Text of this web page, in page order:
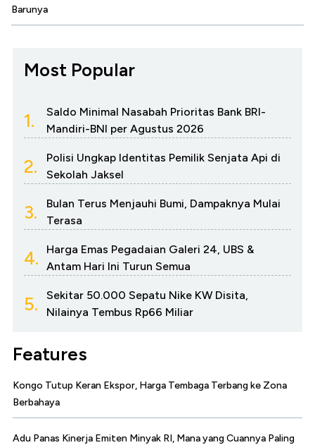
Barunya
Most Popular
1.
Saldo Minimal Nasabah Prioritas Bank BRI-
Mandiri-BNI per Agustus 2026
2.
Polisi Ungkap Identitas Pemilik Senjata Api di
Sekolah Jaksel
3.
Bulan Terus Menjauhi Bumi, Dampaknya Mulai
Terasa
4.
Harga Emas Pegadaian Galeri 24, UBS &
Antam Hari Ini Turun Semua
5.
Sekitar 50.000 Sepatu Nike KW Disita,
Nilainya Tembus Rp66 Miliar
Features
Kongo Tutup Keran Ekspor, Harga Tembaga Terbang ke Zona
Berbahaya
Adu Panas Kinerja Emiten Minyak RI, Mana yang Cuannya Paling